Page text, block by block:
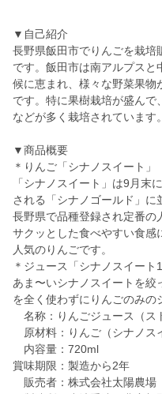
▼自己紹介
長野県飯田市でりんごを栽培
です。飯田市は南アルプス
候に恵まれ、様々な野菜果物
です。特に果樹栽培が盛ん
などが多く栽培されています。
▼商品概要
＊りんご「シナノスイート」
「シナノスイート」は9月末
される「シナノゴールド」に
長野県で品種登録され定番の
サクッとした食べやすい食感
人気のりんごです。
＊ジュース「シナノスイート
あま〜いシナノスイートを絞
を全く使わずにりんごのみの
名称：りんごジュース（ス
原材料：りんご（シナノス
内容量：720ml
賞味期限：製造から2年
販売者：株式会社太陽農場